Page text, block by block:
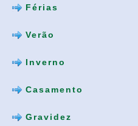
Férias
Verão
Inverno
Casamento
Gravidez